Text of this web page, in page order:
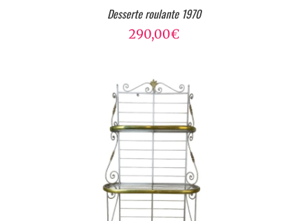
Desserte roulante 1970
290,00€